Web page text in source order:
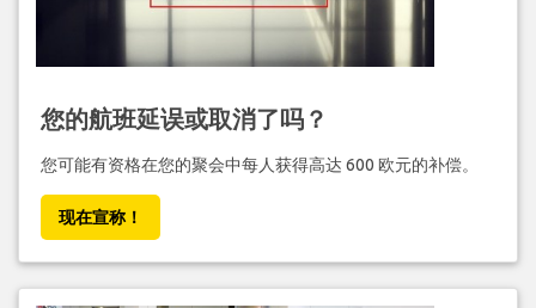
您的航班延误或取消了吗？
您可能有资格在您的聚会中每人获得高达 600 欧元的补偿。
现在宣称！